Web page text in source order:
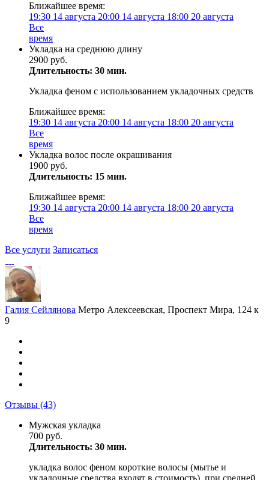
Ближайшее время:
19:30 14 августа 20:00 14 августа 18:00 20 августа
Все
время
Укладка на среднюю длину
2900 руб.
Длительность: 30 мин.
Укладка феном с использованием укладочных средств
Ближайшее время:
19:30 14 августа 20:00 14 августа 18:00 20 августа
Все
время
Укладка волос после окрашивания
1900 руб.
Длительность: 15 мин.
Ближайшее время:
19:30 14 августа 20:00 14 августа 18:00 20 августа
Все
время
Все услуги Записаться
Галия Сейлянова Метро Алексеевская, Проспект Мира, 124 к
9
Отзывы (43)
Мужская укладка
700 руб.
Длительность: 30 мин.
укладка волос феном короткие волосы (мытье и
укладочные средства входят в стоимость). при средней